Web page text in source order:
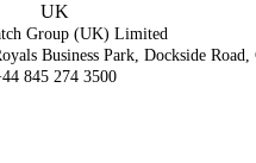
UK
Group (UK) Limited
Business Park, Dockside
845 274 3500